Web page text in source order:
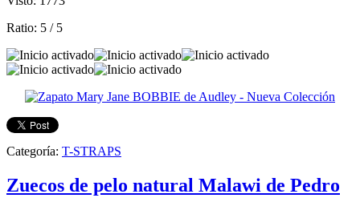
Ratio: 5 / 5
Categoría: T-STRAPS
Zuecos de pelo natural Malawi de Pedro